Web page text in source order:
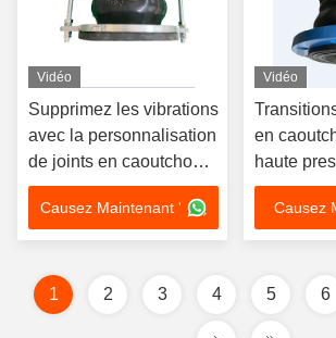
Vidéo
Supprimez les vibrations
avec la personnalisation
de joints en caoutchouc
flexibles à sphère
unique DN15-DN4000
Causez Maintenant '
Vidéo
en
haute
sphère,
Causez
1 2 3 4 5 6